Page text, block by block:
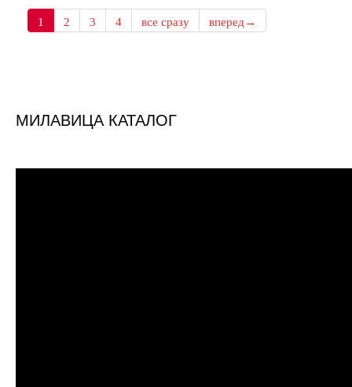
1 2 3 4 все сразу вперед→
МИЛАВИЦА КАТАЛОГ